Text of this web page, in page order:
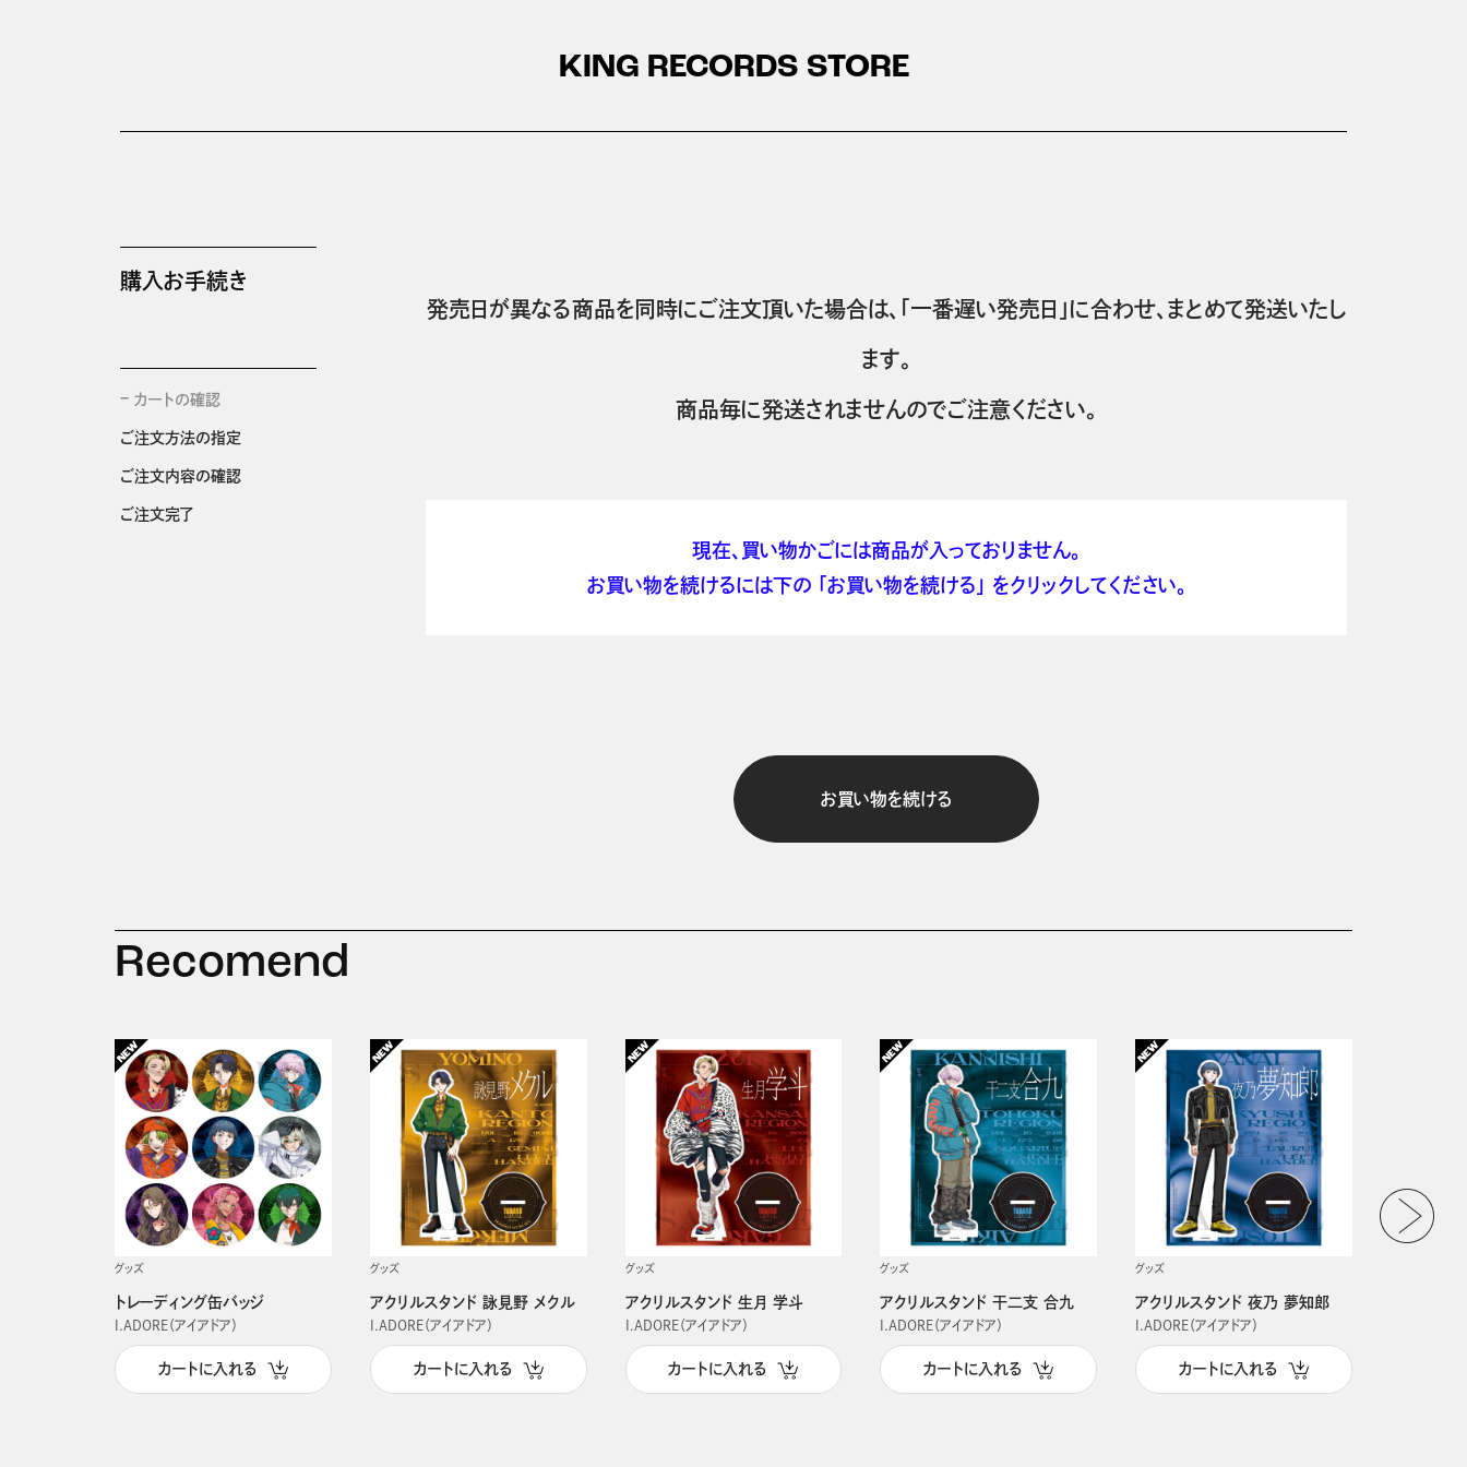
KING RECORDS STORE
購入お手続き
カートの確認
ご注文方法の指定
ご注文内容の確認
ご注文完了
発売日が異なる商品を同時にご注文頂いた場合は、「一番遅い発売日」に合わせ、まとめて発送いたし
ます。
商品毎に発送されませんのでご注意ください。
現在、買い物かごには商品が入っておりません。
お買い物を続けるには下の 「お買い物を続ける」 をクリックしてください。
お買い物を続ける
Recomend
グッズ
トレーディング缶バッジ
I.ADORE（アイアドア）
カートに入れる
グッズ
アクリルスタンド 詠見野 メクル
I.ADORE（アイアドア）
カートに入れる
グッズ
アクリルスタンド 生月 学斗
I.ADORE（アイアドア）
カートに入れる
グッズ
アクリルスタンド 干二支 合九
I.ADORE（アイアドア）
カートに入れる
グッズ
アクリルスタンド 夜乃 夢知郎
I.ADORE（アイアドア）
カートに入れる